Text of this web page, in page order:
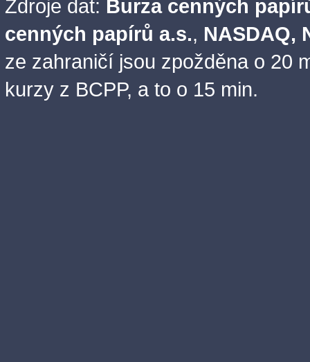
Zdroje dat: Burza cenných
cenných papírů a.s., NASDAQ,
ze zahraničí jsou zpožděna o 20
kurzy z BCPP, a to o 15 min.